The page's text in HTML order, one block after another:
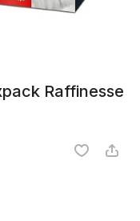
Raffinesse